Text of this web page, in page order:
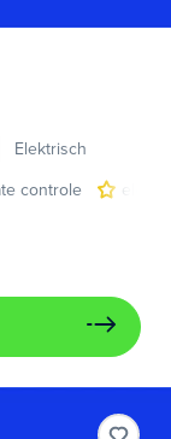
Elektrisch
controle